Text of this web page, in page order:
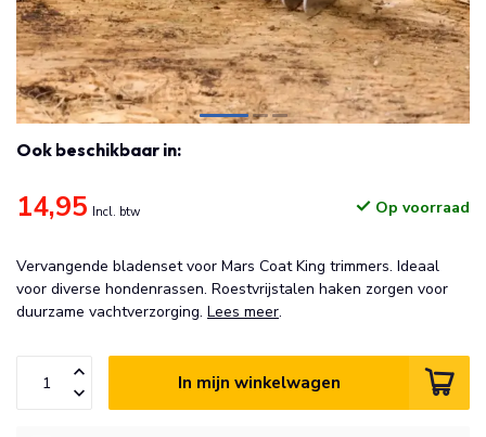
Ook beschikbaar in:
14,95 Incl. btw Op voorraad
Vervangende bladenset voor Mars Coat King trimmers. Ideaal
voor diverse hondenrassen. Roestvrijstalen haken zorgen voor
duurzame vachtverzorging. Lees meer.
In mijn winkelwagen